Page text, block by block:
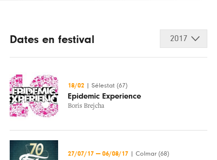
Dates en festival 2017
18/02 Sélestat (67)
Epidemic Experience
Boris Brejcha
27/07/17 — 06/08/17 Colmar (68)